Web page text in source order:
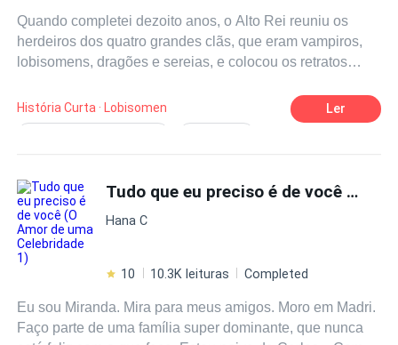
Quando completei dezoito anos, o Alto Rei reuniu os
herdeiros dos quatro grandes clãs, que eram vampiros,
lobisomens, dragões e sereias, e colocou os retratos
quem firmar o laço. Sem hesitar, escolhi Damon, um
lobisomem de linhagem simples, vindo de um território
o sangue Lycan mais puro de toda a realeza. Por ele,
insisti durante sete anos. Mesmo sendo ignorada,
declarei meu amor várias vezes no salão do trono diante
de todos, até cheguei a cortar o pulso para firmar o laço,
só para me casar com ele. Na vida passada, consegui o
cerimônia de união. Graças a isso, ele herdou todos os
recursos do Alto Rei e se tornou o líder dos quatro
História Curta · Lobisomen
Companheiro Alpha Realeza
Reality show Castigar canalhas
Ler
Tudo que eu preciso é de você (O Amor de uma Celebridade 1)
Hana C
10 10.3K leituras Completed
Eu sou Miranda. Mira para meus amigos. Moro em Madri.
Faço parte de uma família super dominante, que nunca